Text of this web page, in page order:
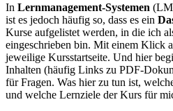
In Lernmanagement-Systemen
ist es jedoch häufig so, dass es ein
Kurse aufgelistet werden, in die ich
eingeschrieben bin. Mit einem Klick
jeweilige Kursstartseite. Und hier
Inhalten (häufig Links zu PDF-
für Fragen. Was hier zu tun ist,
und welche Lernziele der Kurs für